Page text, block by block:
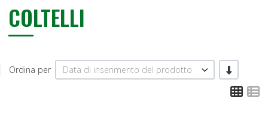
COLTELLI
Ordina per Data di inserimento del prodotto -/+
Grid